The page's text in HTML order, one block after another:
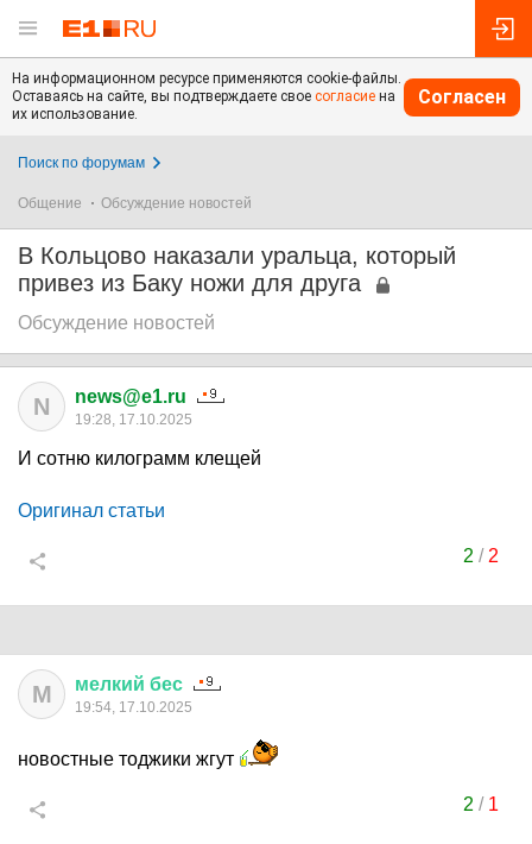
На информационном ресурсе применяются cookie-файлы.
Оставаясь на сайте, вы подтверждаете свое согласие на
их использование.
Согласен
Поиск по форумам
Общение Обсуждение новостей
В Кольцово наказали уральца, который
привез из Баку ножи для друга
Обсуждение новостей
N news@e1.ru
19:28, 17.10.2025
И сотню килограмм клещей
Оригинал статьи
2 / 2
М мелкий бес
19:54, 17.10.2025
новостные тоджики жгут
2 / 1